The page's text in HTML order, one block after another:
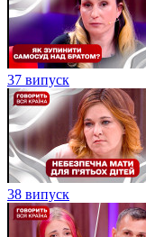
37 випуск
38 випуск